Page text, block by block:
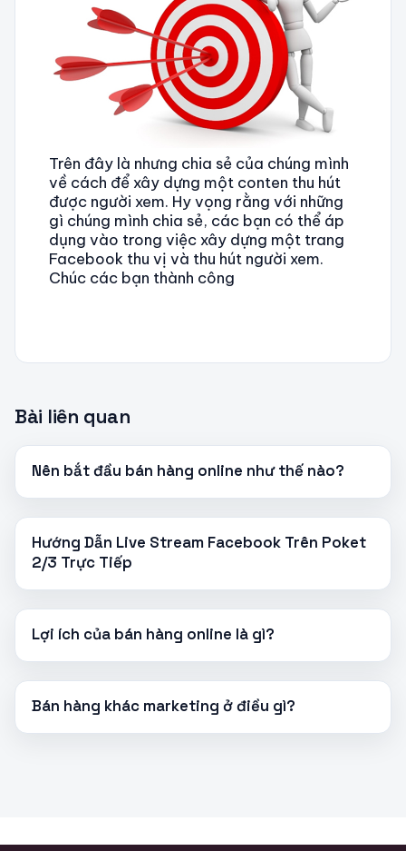
Trên đây là nhưng chia sẻ của chúng mình
về cách để xây dựng một conten thu hút
được người xem. Hy vọng rằng với những
gì chúng mình chia sẻ, các bạn có thể áp
dụng vào trong việc xây dựng một trang
Facebook thu vị và thu hút người xem.
Chúc các bạn thành công
Bài liên quan
Nên bắt đầu bán hàng online như thế nào?
Hướng Dẫn Live Stream Facebook Trên Poket
2/3 Trực Tiếp
Lợi ích của bán hàng online là gì?
Bán hàng khác marketing ở điều gì?